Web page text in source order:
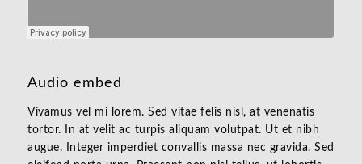
Audio embed
Vivamus vel mi lorem. Sed vitae felis nisl, at venenatis
tortor. In at velit ac turpis aliquam volutpat. Ut et nibh
augue. Integer imperdiet convallis massa nec gravida. Sed